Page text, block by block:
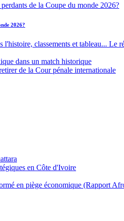
2026?
classements et tableau... Le
dans un match historique
de la Cour pénale internationale
en Côte d'Ivoire
en piège économique (Rapport